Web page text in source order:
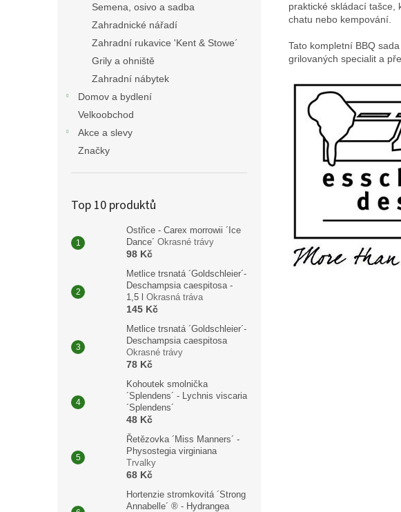
Semena, osivo a sadba
Zahradnické nářadí
Zahradní rukavice 'Kent & Stowe´
Grily a ohniště
Zahradní nábytek
Domov a bydlení
Velkoobchod
Akce a slevy
Značky
Top 10 produktů
Ostřice - Carex morrowii ´Ice
Dance´ Okrasné trávy
98 Kč
Metlice trsnatá ´Goldschleier´-
Deschampsia caespitosa -
1,5 l Okrasná tráva
145 Kč
Metlice trsnatá ´Goldschleier´-
Deschampsia caespitosa
Okrasné trávy
78 Kč
Kohoutek smolnička
´Splendens´ - Lychnis viscaria
´Splendens´
48 Kč
Řetězovka ´Miss Manners´ -
Physostegia virginiana
Trvalky
68 Kč
Hortenzie stromkovitá ´Strong
Annabelle´ ® - Hydrangea
praktické skládací tašce,
chatu nebo kempování.
Tato kompletní BBQ
grilovaných specialit a